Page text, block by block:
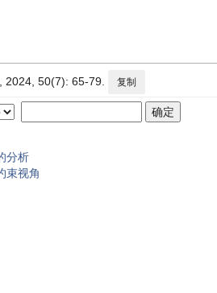
2024, 50(7): 65-79. 复制
分析
束视角